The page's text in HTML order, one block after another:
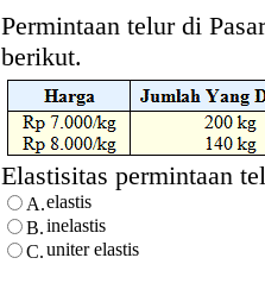
Permintaan telur di
berikut.
Elastisitas permintaan
A.elastis
B.inelastis
C.uniter elastis